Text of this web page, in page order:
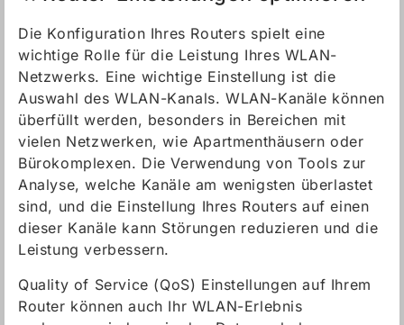
Die Konfiguration Ihres Routers spielt eine
wichtige Rolle für die Leistung Ihres WLAN-
Netzwerks. Eine wichtige Einstellung ist die
Auswahl des WLAN-Kanals. WLAN-Kanäle können
überfüllt werden, besonders in Bereichen mit
vielen Netzwerken, wie Apartmenthäusern oder
Bürokomplexen. Die Verwendung von Tools zur
Analyse, welche Kanäle am wenigsten überlastet
sind, und die Einstellung Ihres Routers auf einen
dieser Kanäle kann Störungen reduzieren und die
Leistung verbessern.
Quality of Service (QoS) Einstellungen auf Ihrem
Router können auch Ihr WLAN-Erlebnis